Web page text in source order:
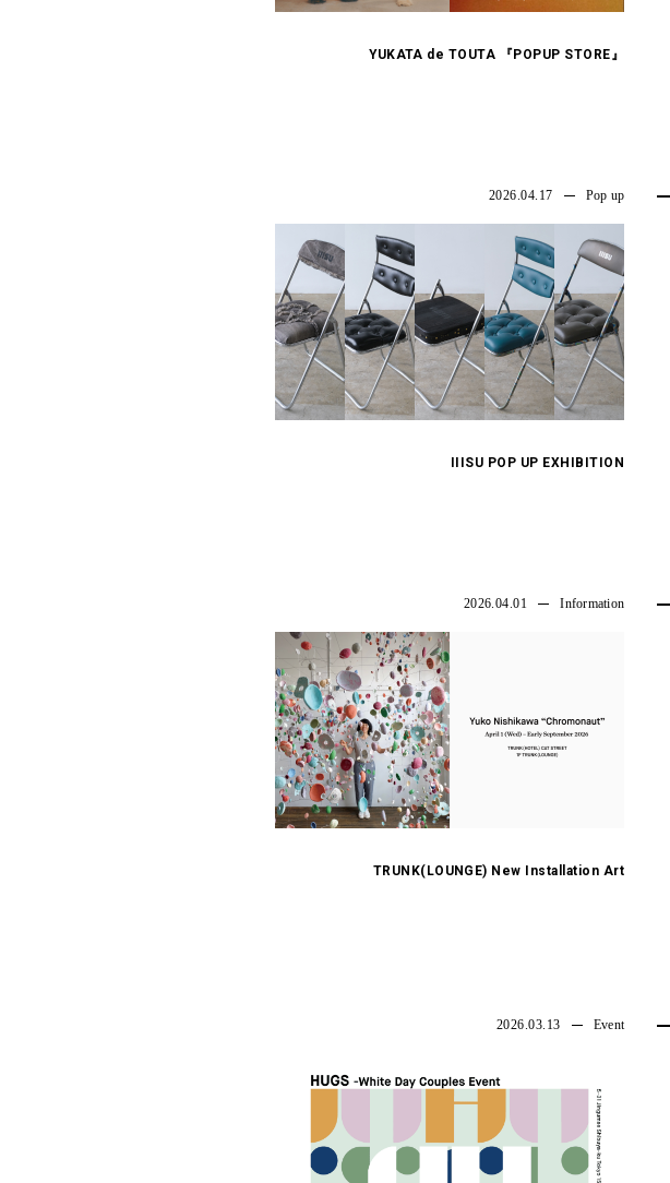
YUKATA de TOUTA 『POPUP STORE』
2026.04.17 Pop up
IIISU POP UP EXHIBITION
2026.04.01 Information
TRUNK(LOUNGE) New Installation Art
2026.03.13 Event